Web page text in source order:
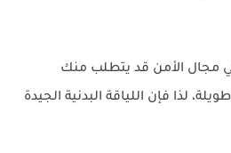
مجال الأمن قد يتطلب منك
لذا فإن اللياقة البدنية الجيدة